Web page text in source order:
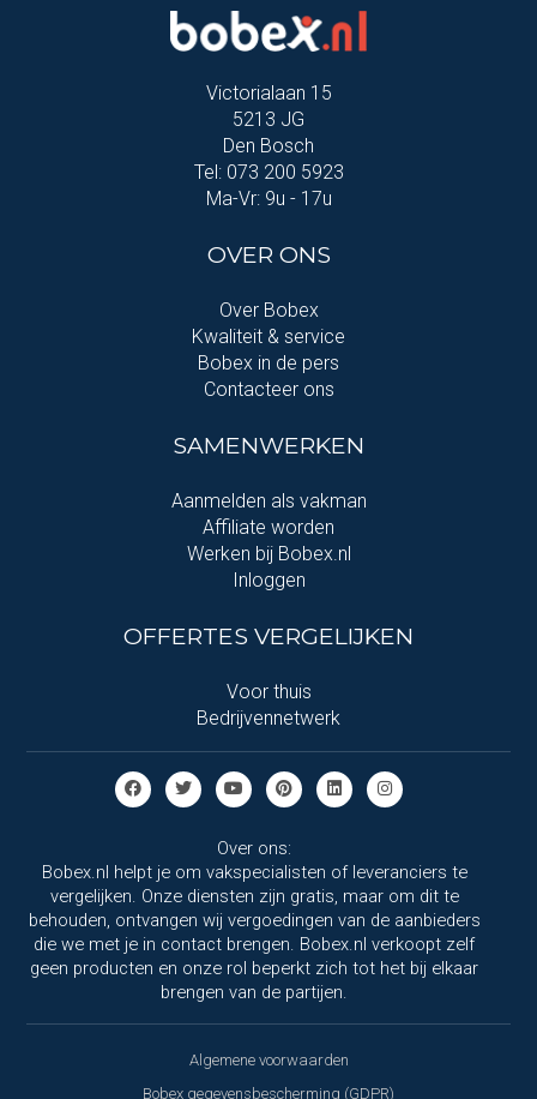
Victorialaan 15
5213 JG
Den Bosch
Tel: 073 200 5923
Ma-Vr: 9u - 17u
OVER ONS
Over Bobex
Kwaliteit & service
Bobex in de pers
Contacteer ons
SAMENWERKEN
Aanmelden als vakman
Affiliate worden
Werken bij Bobex.nl
Inloggen
OFFERTES VERGELIJKEN
Voor thuis
Bedrijvennetwerk
Over ons:
Bobex.nl helpt je om vakspecialisten of leveranciers te
vergelijken. Onze diensten zijn gratis, maar om dit te
behouden, ontvangen wij vergoedingen van de aanbieders
die we met je in contact brengen. Bobex.nl verkoopt zelf
geen producten en onze rol beperkt zich tot het bij elkaar
brengen van de partijen.
Algemene voorwaarden
Bobex gegevensbescherming (GDPR)